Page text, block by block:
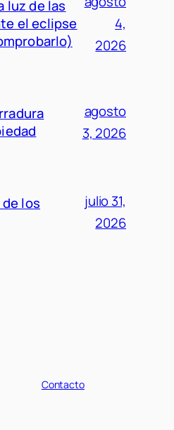
luz de las
el eclipse
4,
2026
agosto
3, 2026
los
julio 31,
2026
Contacto